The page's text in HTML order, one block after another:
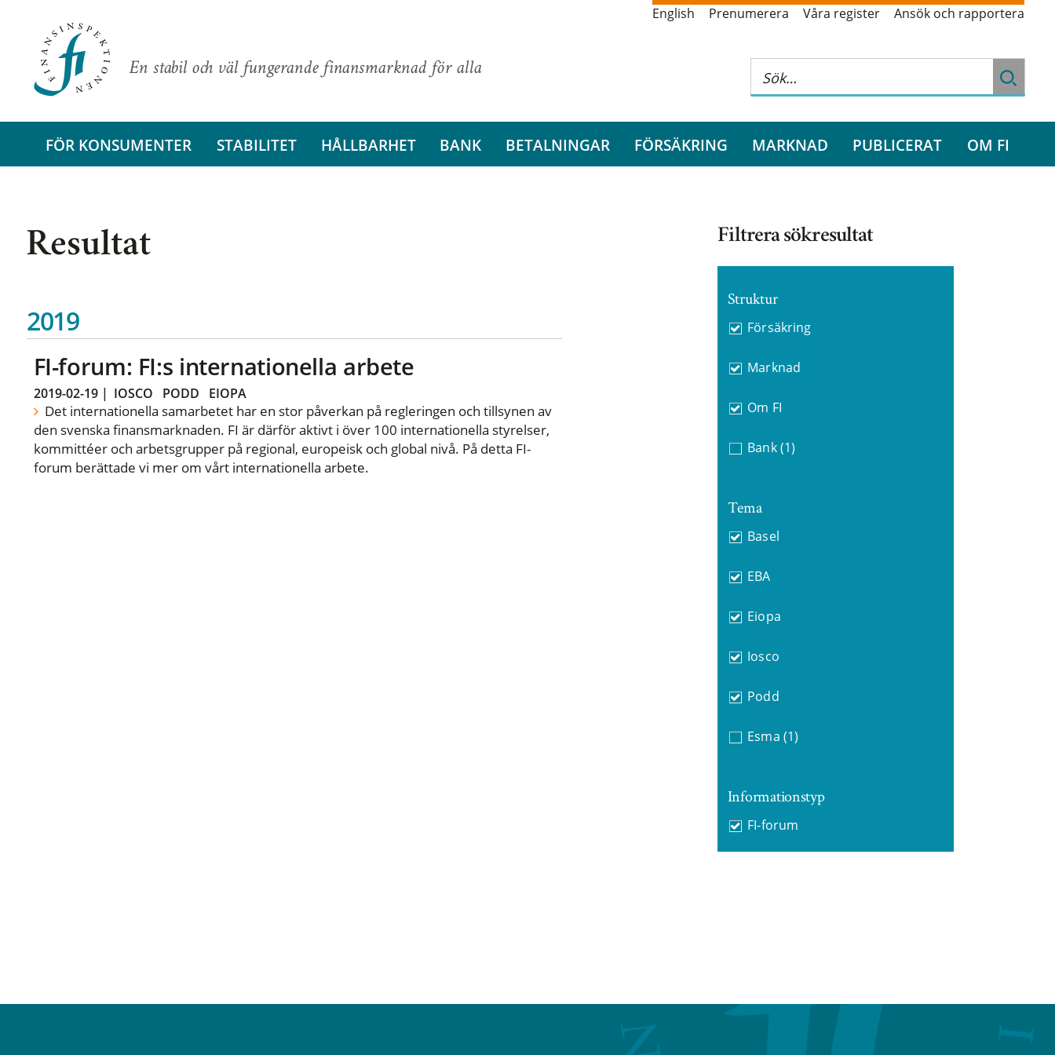
En stabil och väl fungerande finansmarknad för alla
English Prenumerera Våra register Ansök och rapportera
FÖR KONSUMENTER STABILITET HÅLLBARHET BANK BETALNINGAR FÖRSÄKRING MARKNAD PUBLICERAT OM FI
Resultat
2019
FI-forum: FI:s internationella arbete
2019-02-19| IOSCO PODD EIOPA
Det internationella samarbetet har en stor påverkan på regleringen och tillsynen av
den svenska finansmarknaden. FI är därför aktivt i över 100 internationella styrelser,
kommittéer och arbetsgrupper på regional, europeisk och global nivå. På detta FI-
forum berättade vi mer om vårt internationella arbete.
Filtrera sökresultat
Struktur
Försäkring
Marknad
Om FI
Bank (1)
Tema
Basel
EBA
Eiopa
Iosco
Podd
Esma (1)
Informationstyp
FI-forum